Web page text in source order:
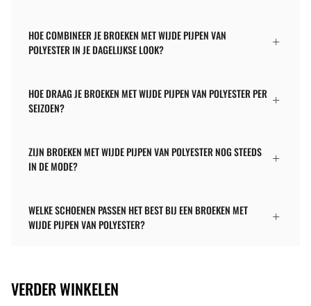
HOE COMBINEER JE BROEKEN MET WIJDE PIJPEN VAN
POLYESTER IN JE DAGELIJKSE LOOK?
HOE DRAAG JE BROEKEN MET WIJDE PIJPEN VAN POLYESTER PER
SEIZOEN?
ZIJN BROEKEN MET WIJDE PIJPEN VAN POLYESTER NOG STEEDS
IN DE MODE?
WELKE SCHOENEN PASSEN HET BEST BIJ EEN BROEKEN MET
WIJDE PIJPEN VAN POLYESTER?
VERDER WINKELEN